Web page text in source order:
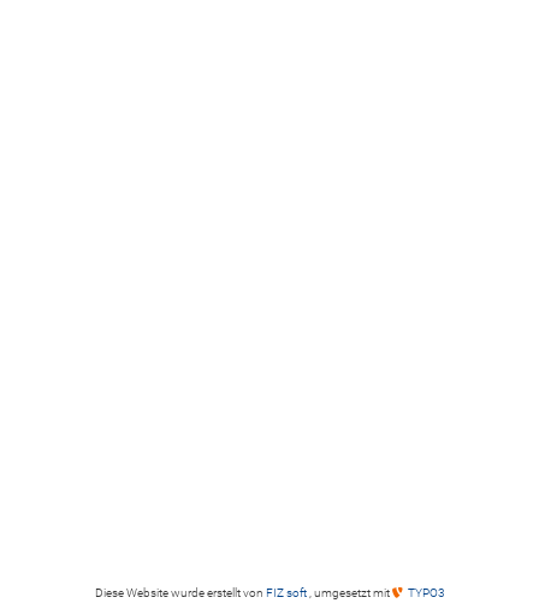
Diese Website wurde erstellt von FIZ soft , umgesetzt mit TYPO3